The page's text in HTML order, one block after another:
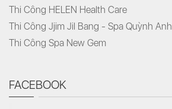
Thi Công HELEN Health Care
Thi Công Jjim Jil Bang - Spa Quỳnh Anh
Thi Công Spa New Gem
FACEBOOK